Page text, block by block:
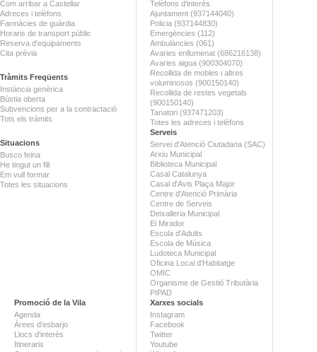
Com arribar a Castellar
Adreces i telèfons
Farmàcies de guàrdia
Horaris de transport públic
Reserva d'equipaments
Cita prèvia
Tràmits Freqüents
Instància genèrica
Bústia oberta
Subvencions per a la contractació
Tots els tràmits
Situacions
Busco feina
He tingut un fill
Em vull formar
Totes les situacions
Telèfons d'interès
Ajuntament (937144040)
Policia (937144830)
Emergències (112)
Ambulàncies (061)
Avaries enllumenat (686216138)
Avaries aigua (900304070)
Recollida de mobles i altres
voluminosos (900150140)
Recollida de restes vegetals
(900150140)
Tanatori (937471203)
Totes les adreces i telèfons
Serveis
Servei d'Atenció Ciutadana (SAC)
Arxiu Municipal
Biblioteca Municipal
Casal Catalunya
Casal d'Avis Plaça Major
Centre d'Atenció Primària
Centre de Serveis
Deixalleria Municipal
El Mirador
Escola d'Adults
Escola de Música
Ludoteca Municipal
Oficina Local d'Habitatge
OMIC
Organisme de Gestió Tributària
PIPAD
Promoció de la Vila
Agenda
Àrees d'esbarjo
Llocs d'interès
Itineraris
Xarxes socials
Instagram
Facebook
Twitter
Youtube